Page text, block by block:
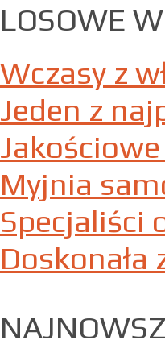
LOSOWE
Wczasy z
Jeden z
Myjnia
Specjaliści
Doskonała